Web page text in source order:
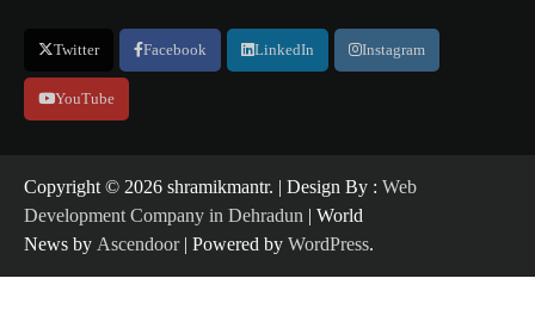
Twitter Facebook LinkedIn Instagram
YouTube
Copyright ©️ 2026 shramikmantr. | Design By : Web
Development Company in Dehradun | World
News by Ascendoor| Powered by WordPress.